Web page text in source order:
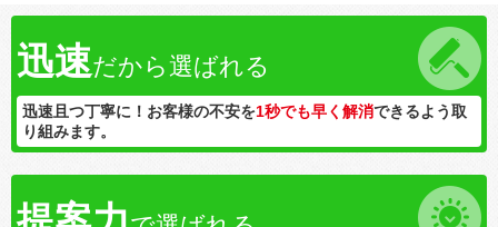
迅速だから選ばれる
迅速且つ丁寧に！お客様の不安を1秒でも早く解消できるよう取
り組みます。